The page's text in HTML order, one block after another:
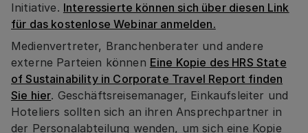
Initiative. Interessierte können sich über diesen Link
für das kostenlose Webinar anmelden.
Medienvertreter, Branchenberater und andere
externe Parteien können Eine Kopie des HRS State
of Sustainability in Corporate Travel Report finden
Sie hier. Geschäftsreisemanager, Einkaufsleiter und
Hoteliers sollten sich an ihren Ansprechpartner in
der Personalabteilung wenden, um sich eine Kopie